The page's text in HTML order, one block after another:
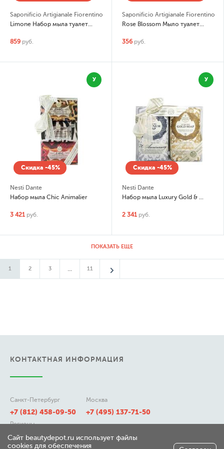
Saponificio Artigianale Fiorentino
Limone Набор мыла туалетного фигурного Лимон
859 руб.
Saponificio Artigianale Fiorentino
Rose Blossom Мыло туалетное Роза
356 руб.
У
Скидка -45%
Nesti Dante
Набор мыла Chic Animalier
3 421 руб.
У
Скидка -45%
Nesti Dante
Набор мыла Luxury Gold & Platinum Soap (Юбилейное золотое и платиновое)
2 341 руб.
ПОКАЗАТЬ ЕЩЕ
1 2 3 ... 11
КОНТАКТНАЯ ИНФОРМАЦИЯ
Санкт-Петербург
+7 (812) 458-09-50
Москва
+7 (495) 137-71-50
Регионы
8 (800) 511-21-50
Сайт beautydepot.ru использует файлы
cookies для обеспечения